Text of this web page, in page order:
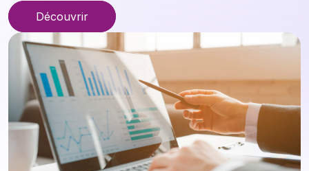
Découvrir